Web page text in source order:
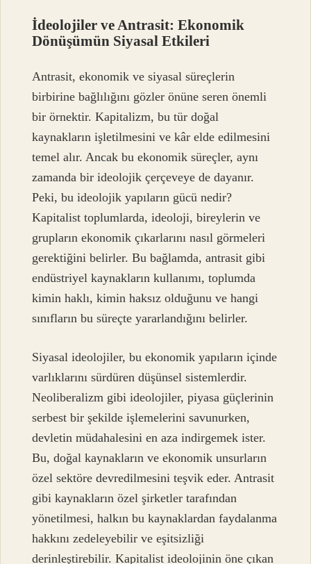
İdeolojiler ve Antrasit: Ekonomik
Dönüşümün Siyasal Etkileri
Antrasit, ekonomik ve siyasal süreçlerin
birbirine bağlılığını gözler önüne seren önemli
bir örnektir. Kapitalizm, bu tür doğal
kaynakların işletilmesini ve kâr elde edilmesini
temel alır. Ancak bu ekonomik süreçler, aynı
zamanda bir ideolojik çerçeveye de dayanır.
Peki, bu ideolojik yapıların gücü nedir?
Kapitalist toplumlarda, ideoloji, bireylerin ve
grupların ekonomik çıkarlarını nasıl görmeleri
gerektiğini belirler. Bu bağlamda, antrasit gibi
endüstriyel kaynakların kullanımı, toplumda
kimin haklı, kimin haksız olduğunu ve hangi
sınıfların bu süreçte yararlandığını belirler.
Siyasal ideolojiler, bu ekonomik yapıların içinde
varlıklarını sürdüren düşünsel sistemlerdir.
Neoliberalizm gibi ideolojiler, piyasa güçlerinin
serbest bir şekilde işlemelerini savunurken,
devletin müdahalesini en aza indirgemek ister.
Bu, doğal kaynakların ve ekonomik unsurların
özel sektöre devredilmesini teşvik eder. Antrasit
gibi kaynakların özel şirketler tarafından
yönetilmesi, halkın bu kaynaklardan faydalanma
hakkını zedeleyebilir ve eşitsizliği
derinleştirebilir. Kapitalist ideolojinin öne çıkan